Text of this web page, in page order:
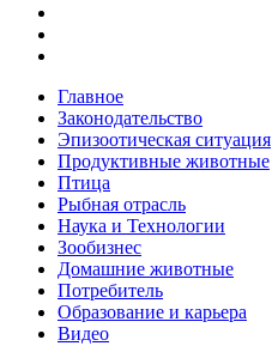
Главное
Законодательство
Эпизоотическая ситуация
Продуктивные животные
Птица
Рыбная отрасль
Наука и Технологии
Зообизнес
Домашние животные
Потребитель
Образование и карьера
Видео